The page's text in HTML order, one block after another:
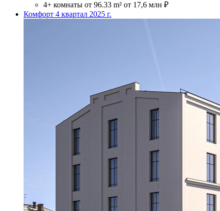
4+ комнаты от 96.33 m² от 17,6 млн ₽
Комфорт 4 квартал 2025 г.